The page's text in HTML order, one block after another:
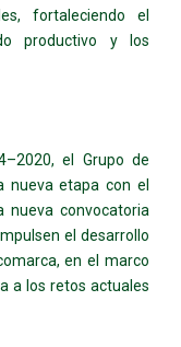
fortaleciendo el
productivo y los
el Grupo de
nueva etapa con el
nueva convocatoria
el desarrollo
en el marco
a los retos actuales